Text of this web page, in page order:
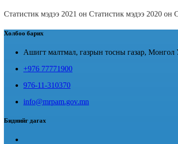
Статистик мэдээ 2021 он Статистик мэдээ 2020 он
Холбоо барих
Ашигт малтмал, газрын тосны газар, Монгол
+976 77771900
976-11-310370
info@mrpam.gov.mn
Биднийг дагах